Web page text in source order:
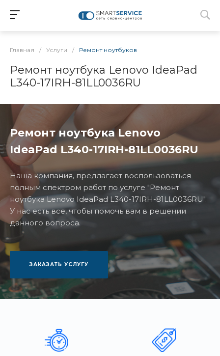
Главная / Услуги / Ремонт ноутбуков
Ремонт ноутбука Lenovo IdeaPad
L340-17IRH-81LL0036RU
Ремонт ноутбука Lenovo
IdeaPad L340-17IRH-81LL0036RU
Наша компания, предлагает воспользоваться
полным спектром работ по услуге "Ремонт
ноутбука Lenovo IdeaPad L340-17IRH-81LL0036RU".
У нас есть все, чтобы помочь вам в решении
данного вопроса.
ЗАКАЗАТЬ УСЛУГУ